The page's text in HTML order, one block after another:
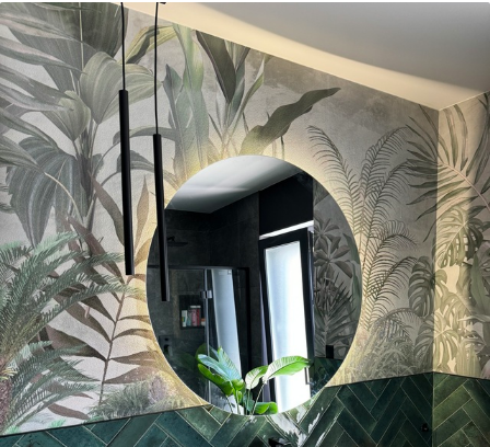
käsnaga. Lakkviimistlusega tapeedid
võib puhastada veega.
Rakendusmeetod Suurepärane rakendus
Saadaolevad materjalid
Standard
44.9826.99 €/m²
Premium
56.6734 .00€/m²
Premium vinüül
65.0039.00 /m²